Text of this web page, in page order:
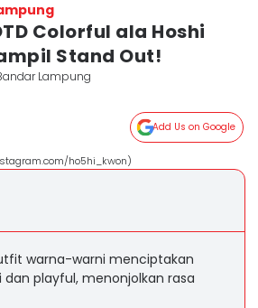
Colorful ala Hoshi
Stand Out!
Lampung
Add Us on Google
ho5hi_kwon)
warna-warni menciptakan
playful, menonjolkan rasa